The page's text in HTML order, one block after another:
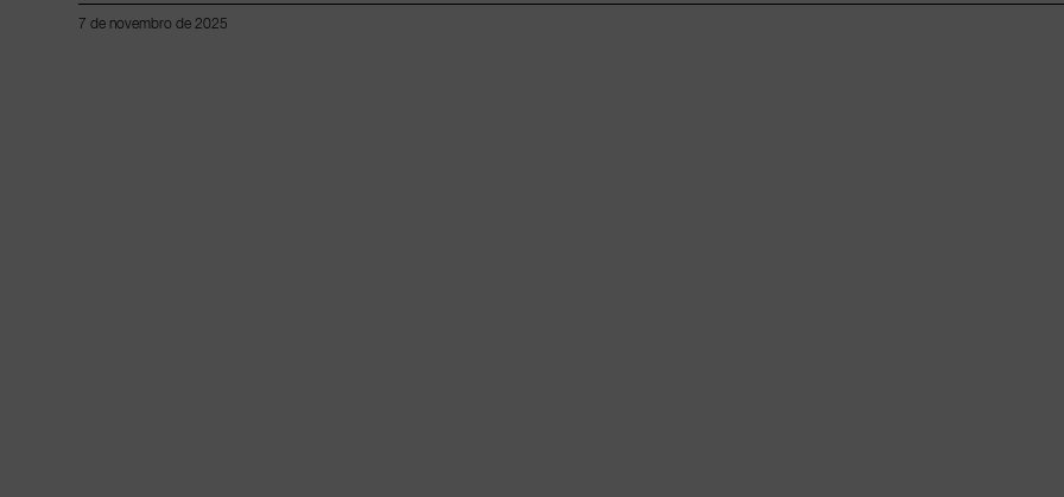
7 de novembro de 2025